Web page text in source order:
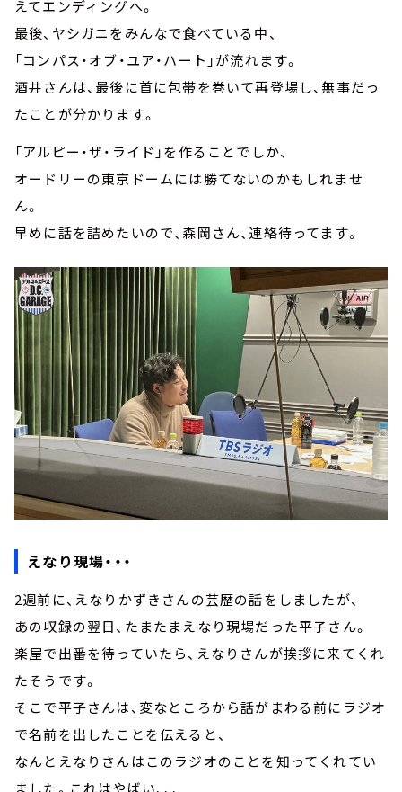
えてエンディングへ。
最後、ヤシガニをみんなで食べている中、
「コンパス・オブ・ユア・ハート」が流れます。
酒井さんは、最後に首に包帯を巻いて再登場し、無事だっ
たことが分かります。
「アルピー・ザ・ライド」を作ることでしか、
オードリーの東京ドームには勝てないのかもしれませ
ん。
早めに話を詰めたいので、森岡さん、連絡待ってます。
えなり現場・・・
2週前に、えなりかずきさんの芸歴の話をしましたが、
あの収録の翌日、たまたまえなり現場だった平子さん。
楽屋で出番を待っていたら、えなりさんが挨拶に来てくれ
たそうです。
そこで平子さんは、変なところから話がまわる前にラジオ
で名前を出したことを伝えると、
なんとえなりさんはこのラジオのことを知ってくれてい
ました。これはやばい、、、